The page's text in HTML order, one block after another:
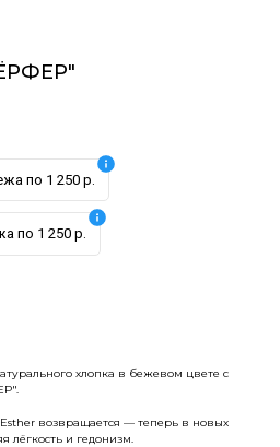
по 1 250 р.
по 1 250 р.
хлопка в бежевом цвете с
возвращается — теперь в новых
лёгкость и гедонизм.